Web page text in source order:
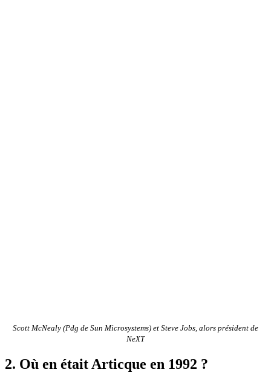
Scott McNealy (Pdg de Sun Microsystems) et Steve Jobs, alors président de
NeXT
2. Où en était Articque en 1992 ?